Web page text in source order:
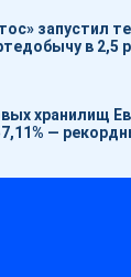
запустил
в 2,5
хранилищ
—